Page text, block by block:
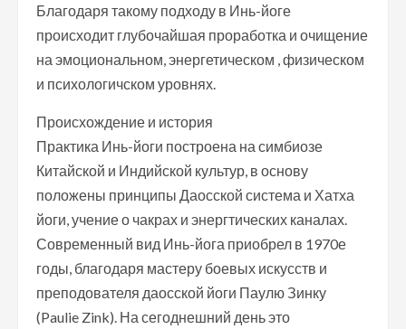
Благодаря такому подходу в Инь-йоге
происходит глубочайшая проработка и очищение
на эмоциональном, энергетическом , физическом
и психологичском уровнях.
Происхождение и история
Практика Инь-йоги построена на симбиозе
Китайской и Индийской культур, в основу
положены принципы Даосской система и Хатха
йоги, учение о чакрах и энергтических каналах.
Современный вид Инь-йога приобрел в 1970е
годы, благодаря мастеру боевых искусств и
преподователя даосской йоги Паулю Зинку
(Paulie Zink). На сегоднешний день это